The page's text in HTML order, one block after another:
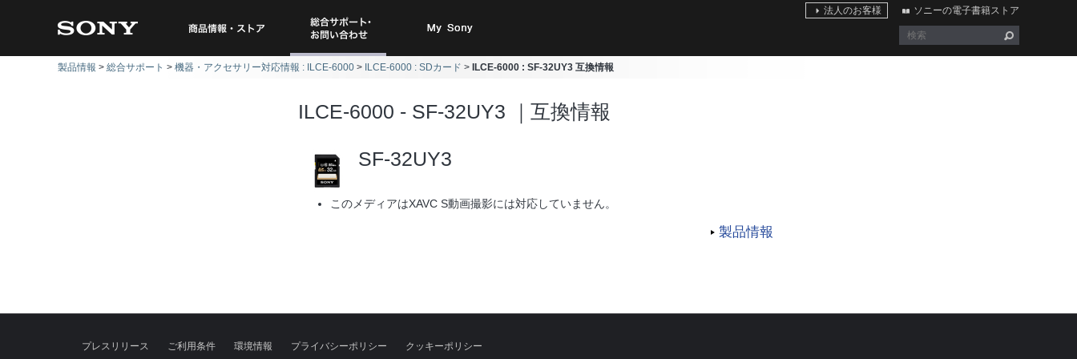
商品情報・ストア
総合サポート・お
My Sony
法人のお客様 ソニーの電子書籍ストア
製品情報 総合サポート 機器・アクセサリー対応情報 : ILCE-6000 ILCE-6000 : SDカード ILCE-6000 : SF-32UY3 互換情報
ILCE-6000 - SF-32UY3 ｜互換情報
SF-32UY3
このメディアはXAVC S動画撮影には対応していません。
製品情報
プレスリリース ご利用条件 環境情報 プライバシーポリシー クッキーポリシー